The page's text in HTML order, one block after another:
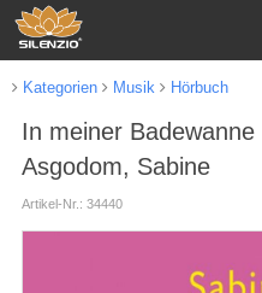
Kategorien Musik Hörbuch
In meiner
Asgodom, Sabine
Artikel-Nr.: 34440